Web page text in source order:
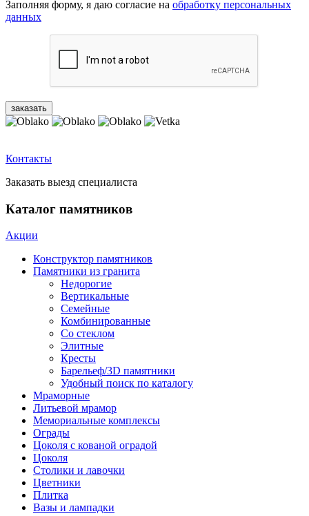
Заполняя форму, я даю согласие на обработку персональных
данных
Контакты
Заказать выезд специалиста
Каталог памятников
Акции
Конструктор памятников
Памятники из гранита
Недорогие
Вертикальные
Семейные
Комбинированные
Со стеклом
Элитные
Кресты
Барельеф/3D памятники
Удобный поиск по каталогу
Мраморные
Литьевой мрамор
Мемориальные комплексы
Ограды
Цоколя с кованой оградой
Цоколя
Столики и лавочки
Цветники
Плитка
Вазы и лампадки